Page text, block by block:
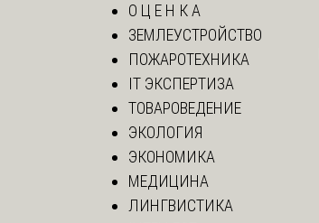
О Ц Е Н К А
ЗЕМЛЕУСТРОЙСТВО
ПОЖАРОТЕХНИКА
IT ЭКСПЕРТИЗА
ТОВАРОВЕДЕНИЕ
ЭКОЛОГИЯ
ЭКОНОМИКА
МЕДИЦИНА
ЛИНГВИСТИКА